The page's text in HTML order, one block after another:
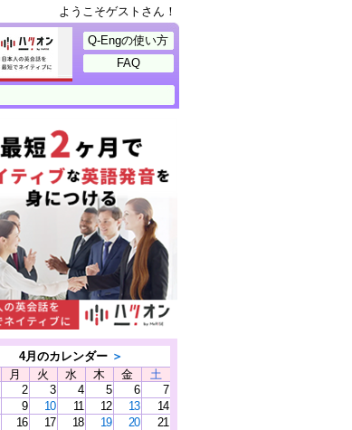
ようこそゲストさん！
Q-Engの使い方
FAQ
4月のカレンダー ＞
月 火 水 木 金
土
2 3 4 5 6
7
9 10 11 12 13
14
16 17 18 19 20
21